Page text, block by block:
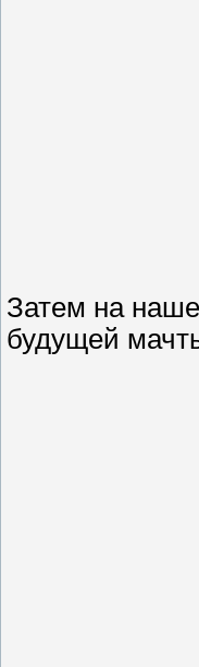
Затем на
будущей